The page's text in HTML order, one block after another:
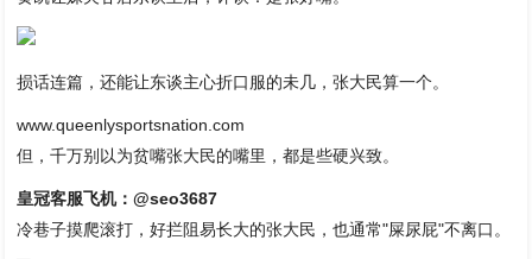
损话连篇，还能让东谈主心折口服的未几，张大民算一个。
www.queenlysportsnation.com
但，千万别以为贫嘴张大民的嘴里，都是些硬兴致。
皇冠客服飞机：@seo3687
冷巷子摸爬滚打，好拦阻易长大的张大民，也通常"屎尿屁"不离口。